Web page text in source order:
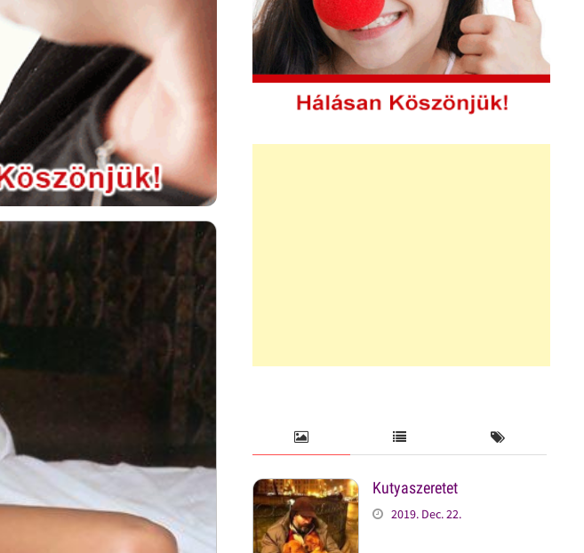
Kutyaszeretet
2019. Dec. 22.